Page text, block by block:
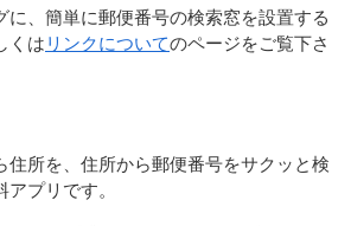
に、簡単に郵便番号の検索窓を設置する
くは リンクについてのページをご覧下さ
住所を、住所から郵便番号をサクッと検
プリです。